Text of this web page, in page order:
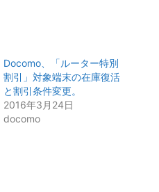
Docomo、「ルーター特別
割引」対象端末の在庫復活
と割引条件変更。
2016年3月24日
docomo